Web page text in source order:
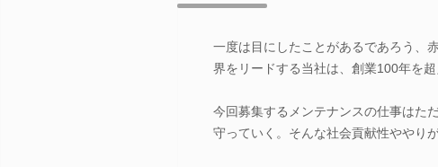
一度は目にしたことがあるであろう、
界をリードする当社は、創業100年を
今回募集するメンテナンスの仕事はた
守っていく。そんな社会貢献性ややり